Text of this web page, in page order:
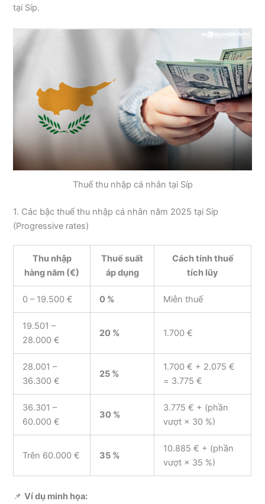
tại Síp.
Thuế thu nhập cá nhân tại Síp
1. Các bậc thuế thu nhập cá nhân năm 2025 tại Síp
(Progressive rates)
Thu nhập
hàng năm (€)
Thuế suất
áp dụng
Cách tính thuế
tích lũy
0 – 19.500 € 0 % Miễn thuế
19.501 –
28.000 €
20 % 1.700 €
28.001 –
36.300 €
25 %
1.700 € + 2.075 €
= 3.775 €
36.301 –
60.000 €
30 %
3.775 € + (phần
vượt × 30 %)
Trên 60.000 € 35 %
10.885 € + (phần
vượt × 35 %)
📌Ví dụ minh họa: